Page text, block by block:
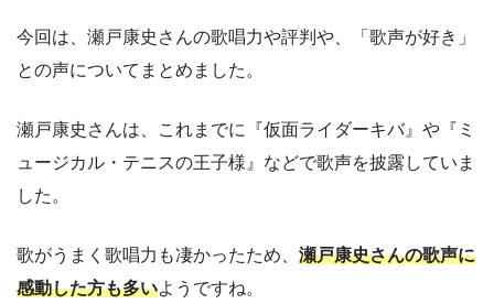
今回は、瀬戸康史さんの歌唱力や評判や、「歌声が好き」
との声についてまとめました。
瀬戸康史さんは、これまでに『仮面ライダーキバ』や『ミ
ュージカル・テニスの王子様』などで歌声を披露していま
した。
歌がうまく歌唱力も凄かったため、 瀬戸康史さんの歌声に
感動した方も多いようですね。